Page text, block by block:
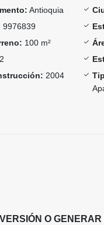
Antioquia
9976839
100 m²
2
2004
O GENERAR